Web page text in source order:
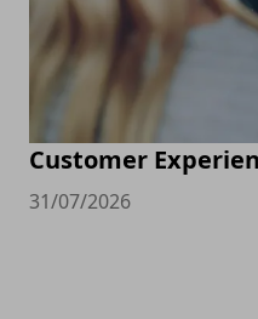
Customer
31/07/2026